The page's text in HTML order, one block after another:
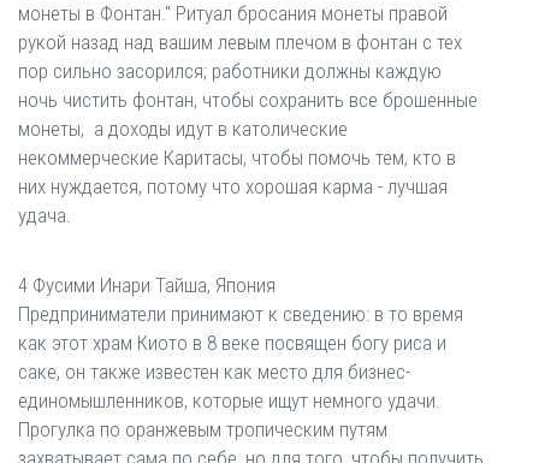
монеты в Фонтан." Ритуал бросания монеты правой
рукой назад над вашим левым плечом в фонтан с тех
пор сильно засорился; работники должны каждую
ночь чистить фонтан, чтобы сохранить все брошенные
монеты, а доходы идут в католические
некоммерческие Каритасы, чтобы помочь тем, кто в
них нуждается, потому что хорошая карма - лучшая
удача.
4 Фусими Инари Тайша, Япония
Предприниматели принимают к сведению: в то время
как этот храм Киото в 8 веке посвящен богу риса и
саке, он также известен как место для бизнес-
единомышленников, которые ищут немного удачи.
Прогулка по оранжевым тропическим путям
захватывает сама по себе, но для того, чтобы получить